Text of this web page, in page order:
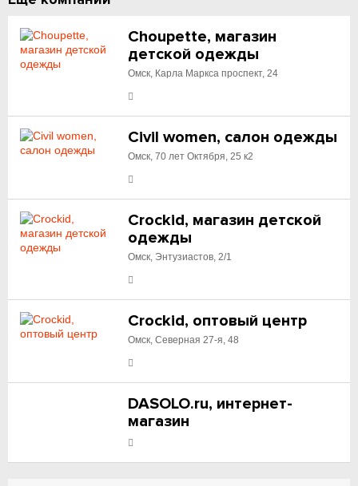
Choupette, магазин
детской одежды
Омск, Карла Маркса проспект, 24
Civil women, салон одежды
Омск, 70 лет Октября, 25 к2
Crockid, магазин детской
одежды
Омск, Энтузиастов, 2/1
Crockid, оптовый центр
Омск, Северная 27-я, 48
DASOLO.ru, интернет-
магазин